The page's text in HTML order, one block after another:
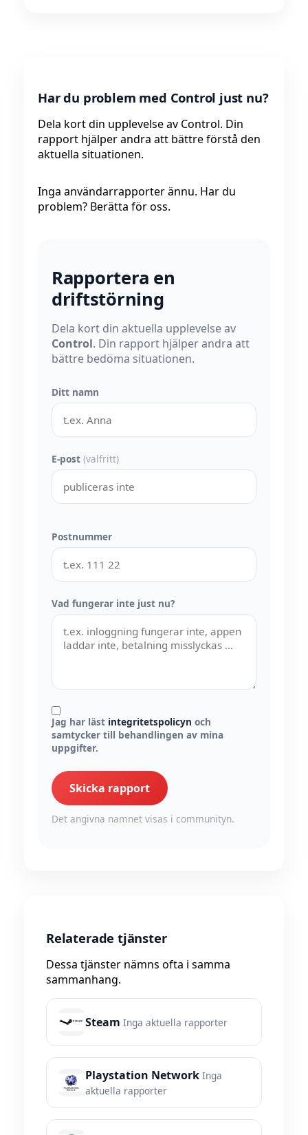
Har du problem med Control just nu?
Dela kort din upplevelse av Control. Din
rapport hjälper andra att bättre förstå den
aktuella situationen.
Inga användarrapporter ännu. Har du
problem? Berätta för oss.
Rapportera en
driftstörning
Dela kort din aktuella upplevelse av
Control. Din rapport hjälper andra att
bättre bedöma situationen.
Ditt namn
E-post (valfritt)
Postnummer
Vad fungerar inte just nu?
Jag har läst integritetspolicyn och
samtycker till behandlingen av mina
uppgifter.
Skicka rapport
Det angivna namnet visas i communityn.
Relaterade tjänster
Dessa tjänster nämns ofta i samma
sammanhang.
Steam Inga aktuella rapporter
Playstation Network Inga
aktuella rapporter